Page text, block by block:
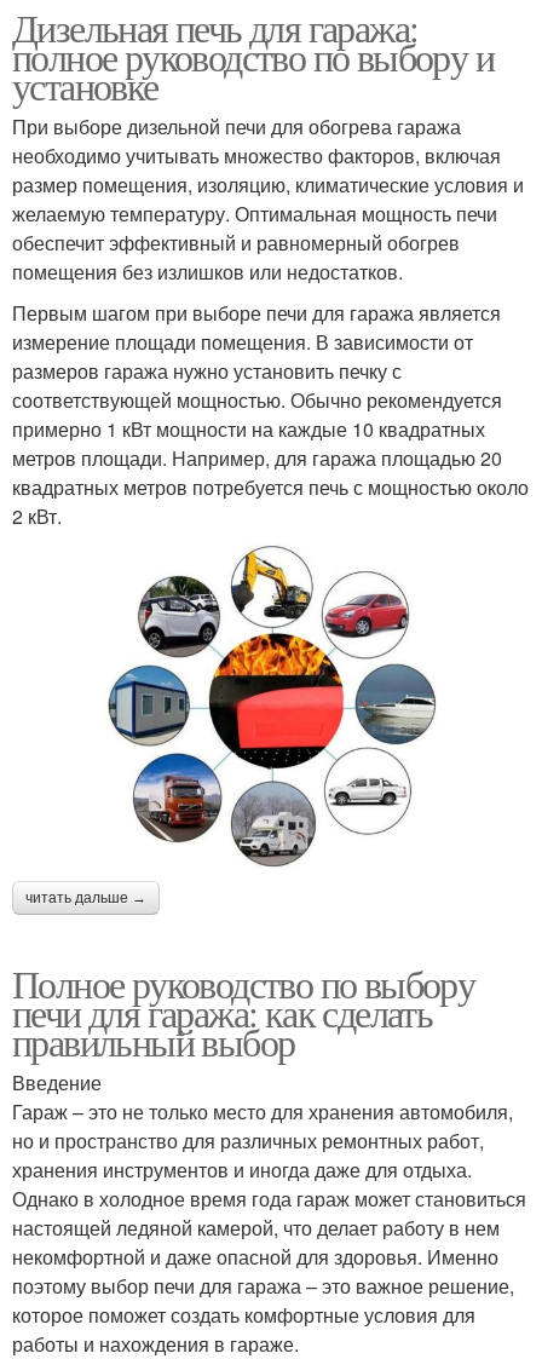
Дизельная печь для гаража:
полное руководство по выбору и
установке
При выборе дизельной печи для обогрева гаража
необходимо учитывать множество факторов, включая
размер помещения, изоляцию, климатические условия и
желаемую температуру. Оптимальная мощность печи
обеспечит эффективный и равномерный обогрев
помещения без излишков или недостатков.
Первым шагом при выборе печи для гаража является
измерение площади помещения. В зависимости от
размеров гаража нужно установить печку с
соответствующей мощностью. Обычно рекомендуется
примерно 1 кВт мощности на каждые 10 квадратных
метров площади. Например, для гаража площадью 20
квадратных метров потребуется печь с мощностью около
2 кВт.
читать дальше →
Полное руководство по выбору
печи для гаража: как сделать
правильный выбор
Введение
Гараж – это не только место для хранения автомобиля,
но и пространство для различных ремонтных работ,
хранения инструментов и иногда даже для отдыха.
Однако в холодное время года гараж может становиться
настоящей ледяной камерой, что делает работу в нем
некомфортной и даже опасной для здоровья. Именно
поэтому выбор печи для гаража – это важное решение,
которое поможет создать комфортные условия для
работы и нахождения в гараже.